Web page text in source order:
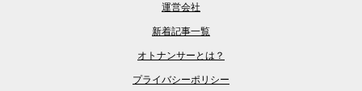
運営会社
新着記事一覧
オトナンサーとは？
プライバシーポリシー